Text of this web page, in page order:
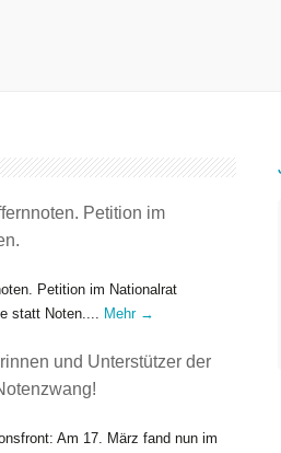
Petition im
Petition im Nationalrat
statt Noten.... Mehr →
und Unterstützer der
Am 17. März fand nun im